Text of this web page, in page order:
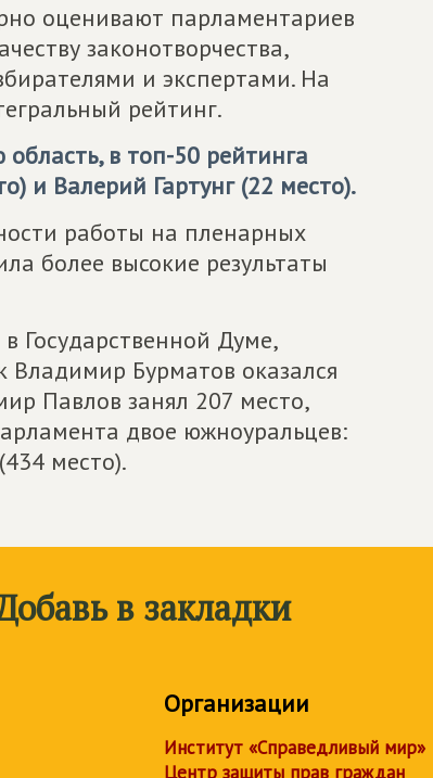
оценивают парламентариев
законотворчества,
и экспертами. На
рейтинг.
в топ-50 рейтинга
и Валерий Гартунг (22 место).
работы на пленарных
более высокие результаты
Государственной Думе,
Владимир Бурматов оказался
Павлов занял 207 место,
двое южноуральцев:
место).
в закладки
Организации
Институт «Справедливый мир»
Центр защиты прав граждан